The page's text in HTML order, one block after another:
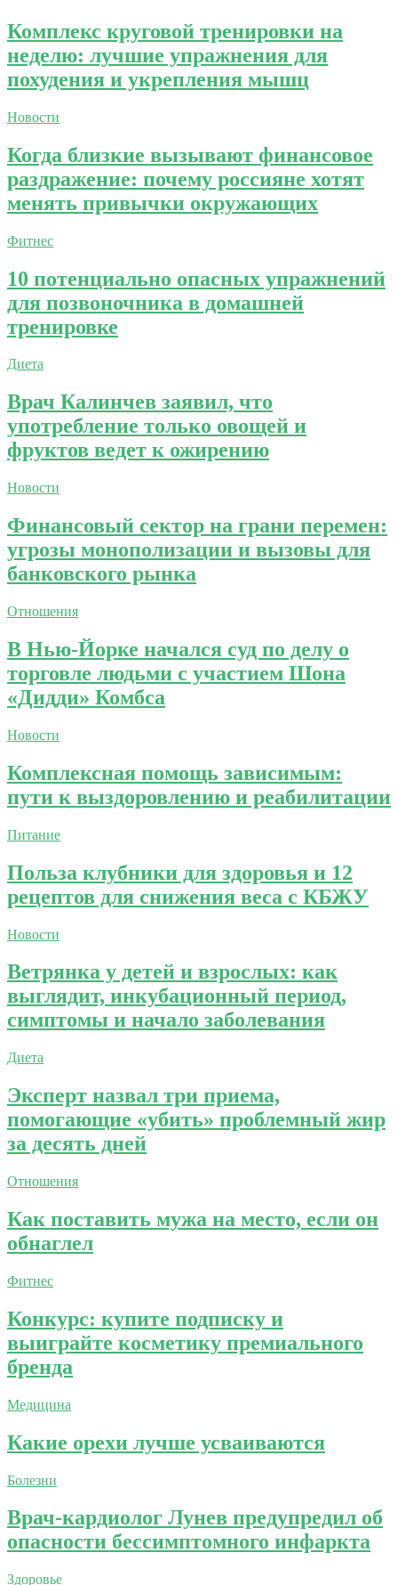
Комплекс круговой тренировки на
неделю: лучшие упражнения для
похудения и укрепления мышц
Новости
Когда близкие вызывают финансовое
раздражение: почему россияне хотят
менять привычки окружающих
Фитнес
10 потенциально опасных упражнений
для позвоночника в домашней
тренировке
Диета
Врач Калинчев заявил, что
употребление только овощей и
фруктов ведет к ожирению
Новости
Финансовый сектор на грани перемен:
угрозы монополизации и вызовы для
банковского рынка
Отношения
В Нью-Йорке начался суд по делу о
торговле людьми с участием Шона
«Дидди» Комбса
Новости
Комплексная помощь зависимым:
пути к выздоровлению и реабилитации
Питание
Польза клубники для здоровья и 12
рецептов для снижения веса с КБЖУ
Новости
Ветрянка у детей и взрослых: как
выглядит, инкубационный период,
симптомы и начало заболевания
Диета
Эксперт назвал три приема,
помогающие «убить» проблемный жир
за десять дней
Отношения
Как поставить мужа на место, если он
обнаглел
Фитнес
Конкурс: купите подписку и
выиграйте косметику премиального
бренда
Медицина
Какие орехи лучше усваиваются
Болезни
Врач-кардиолог Лунев предупредил об
опасности бессимптомного инфаркта
Здоровье